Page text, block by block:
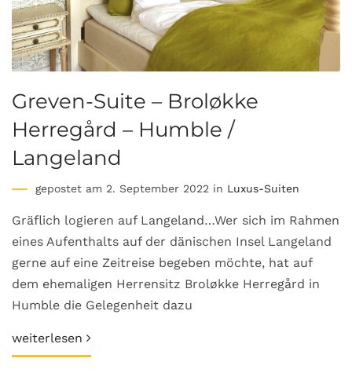
Greven-Suite – Broløkke
Herregård – Humble /
Langeland
gepostet am 2. September 2022 in Luxus-Suiten
Gräflich logieren auf Langeland…Wer sich im Rahmen
eines Aufenthalts auf der dänischen Insel Langeland
gerne auf eine Zeitreise begeben möchte, hat auf
dem ehemaligen Herrensitz Broløkke Herregård in
Humble die Gelegenheit dazu
weiterlesen